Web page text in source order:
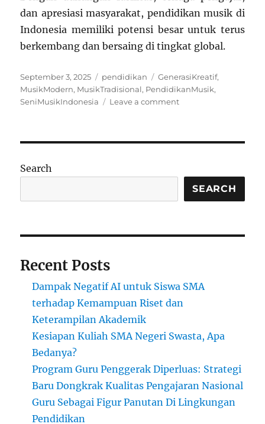
dan apresiasi masyarakat, pendidikan musik di
Indonesia memiliki potensi besar untuk terus
berkembang dan bersaing di tingkat global.
Posted
on
September 3, 2025 Categories
pendidikan Tags
GenerasiKreatif,
MusikModern, MusikTradisional, PendidikanMusik,
SeniMusikIndonesia
Leave a commenton
Indonesia:
Dari
Tradisi
Search
SEARCH
Recent Posts
Dampak Negatif AI untuk Siswa SMA
terhadap Kemampuan Riset dan
Keterampilan Akademik
Kesiapan Kuliah SMA Negeri Swasta, Apa
Bedanya?
Program Guru Penggerak Diperluas: Strategi
Baru Dongkrak Kualitas Pengajaran Nasional
Guru Sebagai Figur Panutan Di Lingkungan
Pendidikan